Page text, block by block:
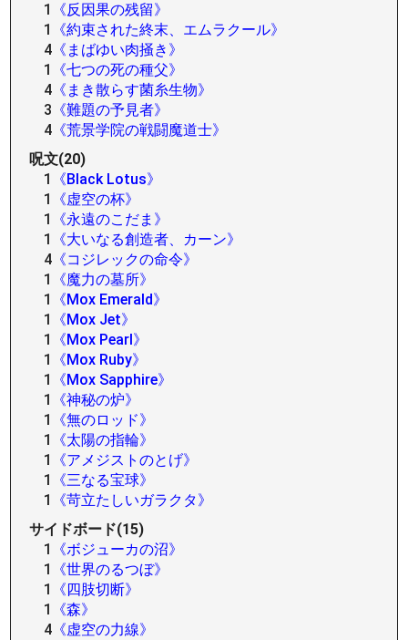
1
《反因果の残留》
1
《約束された終末、エムラクール》
4 《まばゆい肉掻き》
1
《七つの死の種父》
4 《まき散らす菌糸生物》
3 《難題の予見者》
4 《荒景学院の戦闘魔道士》
呪文(20)
1
《Black Lotus》
1
《虚空の杯》
1
《永遠のこだま》
1
《大いなる創造者、カーン》
4 《コジレックの命令》
1
《魔力の墓所》
1
《Mox Emerald》
1
《Mox Jet》
1
《Mox Pearl》
1
《Mox Ruby》
1
《Mox Sapphire》
1
《神秘の炉》
1
《無のロッド》
1
《太陽の指輪》
1
《アメジストのとげ》
1
《三なる宝球》
1
《苛立たしいガラクタ》
サイドボード(15)
1
《ボジューカの沼》
1
《世界のるつぼ》
1
《四肢切断》
1
《森》
4 《虚空の力線》